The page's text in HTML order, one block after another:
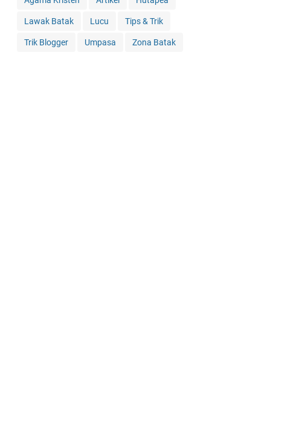
Lawak Batak Lucu Tips & Trik
Trik Blogger Umpasa Zona Batak